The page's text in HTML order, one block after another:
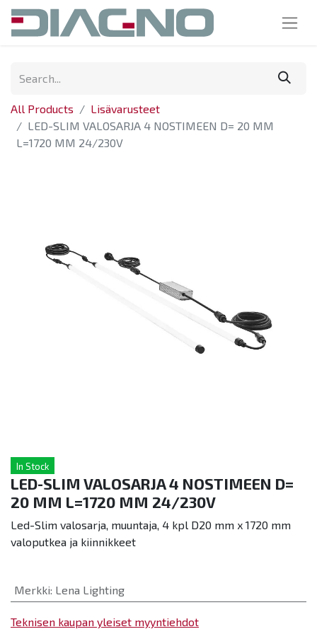
All Products
Lisävarusteet
LED-SLIM VALOSARJA 4 NOSTIMEEN D= 20 MM
L=1720 MM 24/230V
In Stock
LED-SLIM VALOSARJA 4 NOSTIMEEN D=
20 MM L=1720 MM 24/230V
Led-Slim valosarja, muuntaja, 4 kpl D20 mm x 1720 mm
valoputkea ja kiinnikkeet
Merkki: Lena Lighting
Teknisen kaupan yleiset myyntiehdot